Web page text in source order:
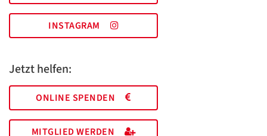
INSTAGRAM
Jetzt helfen:
ONLINE SPENDEN
MITGLIED WERDEN